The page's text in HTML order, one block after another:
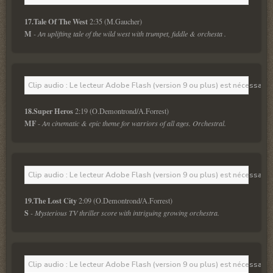
17.Tale Of The West 2:35 (M.Gaucher)
M - An uplifting tale of the wild west with trumpet, fiddle & orchesta .
Clip audio : Le lecteur Adobe Flash (version 9 ou plus) est
18.Super Heros 2:19 (O.Demontrond/A.Forrest)
MF - An cinematic & epic theme for warriors of all ages. Orchestral.
Clip audio : Le lecteur Adobe Flash (version 9 ou plus) est
19.The Lost City 2:09 (O.Demontrond/A.Forrest)
S - Mysterious TV thriller score with intriguing growing orchestra.
Clip audio : Le lecteur Adobe Flash (version 9 ou plus) est